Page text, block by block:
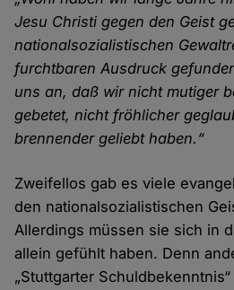
Jesu Christi gegen den Geist
nationalsozialistischen
furchtbaren Ausdruck
uns an, daß wir nicht mutiger
gebetet, nicht fröhlicher
brennender geliebt haben.“
Zweifellos gab es viele
den nationalsozialistischen
Allerdings müssen sie sich in
allein gefühlt haben. Denn
„Stuttgarter